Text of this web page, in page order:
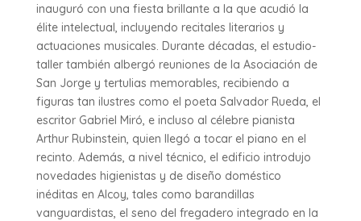
inauguró con una fiesta brillante a la que acudió la
élite intelectual, incluyendo recitales literarios y
actuaciones musicales. Durante décadas, el estudio-
taller también albergó reuniones de la Asociación de
San Jorge y tertulias memorables, recibiendo a
figuras tan ilustres como el poeta Salvador Rueda, el
escritor Gabriel Miró, e incluso al célebre pianista
Arthur Rubinstein, quien llegó a tocar el piano en el
recinto. Además, a nivel técnico, el edificio introdujo
novedades higienistas y de diseño doméstico
inéditas en Alcoy, tales como barandillas
vanguardistas, el seno del fregadero integrado en la